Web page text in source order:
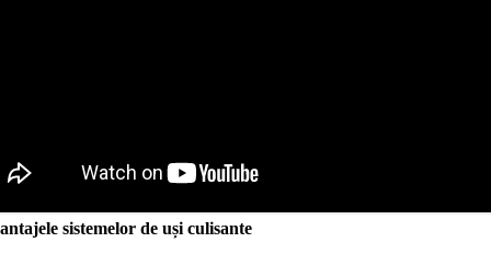
sistemelor de uși culisante